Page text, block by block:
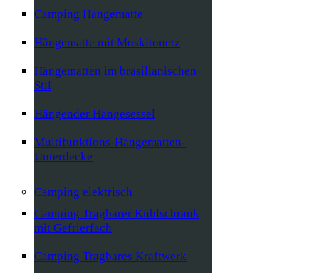
Camping Hängematte
Hängematte mit Moskitonetz
Hängematten im brasilianischen
Stil
Hängender Hängesessel
Multifunktions-Hängematten-
Unterdecke
Camping elektrisch
Camping Tragbarer Kühlschrank
mit Gefrierfach
Camping Tragbares Kraftwerk